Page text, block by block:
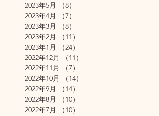
2023年5月
（8）
2023年4月
（7）
2023年3月
（8）
2023年2月
（11）
2023年1月
（24）
2022年12月
（11）
2022年11月
（7）
2022年10月
（14）
2022年9月
（14）
2022年8月
（10）
2022年7月
（10）